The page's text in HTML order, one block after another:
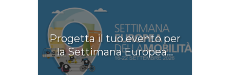
Progetta il tuo evento per
la Settimana Europea...